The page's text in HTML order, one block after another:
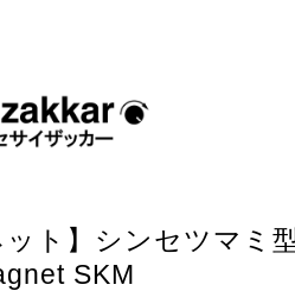
ット】シンセツマミ
SKM